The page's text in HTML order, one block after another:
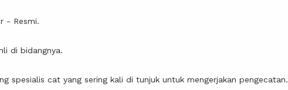
- Resmi.
di bidangnya.
spesialis cat yang sering kali di tunjuk untuk mengerjakan pengecatan.